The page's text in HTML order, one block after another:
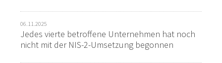
06.11.2025
Jedes vierte betroffene Unternehmen hat noch
nicht mit der NIS-2-Umsetzung begonnen